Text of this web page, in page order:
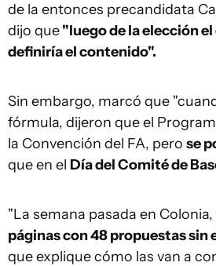
de la entonces precandidata
dijo que"luego de la elección
definiría el contenido".
Sin embargo, marcó que
fórmula, dijeron que el
la Convención del FA, pero se
que en el Día del Comité de
"La semana pasada en
páginas con 48 propuestas sin
que explique cómo las van a